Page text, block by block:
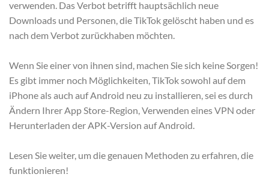
verwenden. Das Verbot betrifft hauptsächlich neue
Downloads und Personen, die TikTok gelöscht haben und es
nach dem Verbot zurückhaben möchten.
Wenn Sie einer von ihnen sind, machen Sie sich keine Sorgen!
Es gibt immer noch Möglichkeiten, TikTok sowohl auf dem
iPhone als auch auf Android neu zu installieren, sei es durch
Ändern Ihrer App Store-Region, Verwenden eines VPN oder
Herunterladen der APK-Version auf Android.
Lesen Sie weiter, um die genauen Methoden zu erfahren, die
funktionieren!